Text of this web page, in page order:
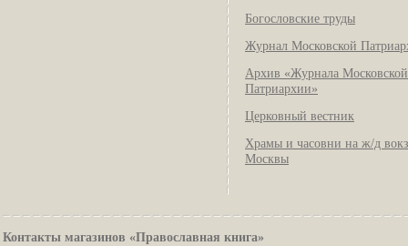
Богословские труды
Журнал Московской
Архив «Журнала Московской
Патриархии»
Церковный вестник
Храмы и часовни на ж/д
Москвы
Контакты магазинов «Православная книга»